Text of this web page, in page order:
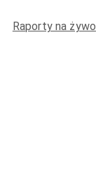
Raporty na żywo